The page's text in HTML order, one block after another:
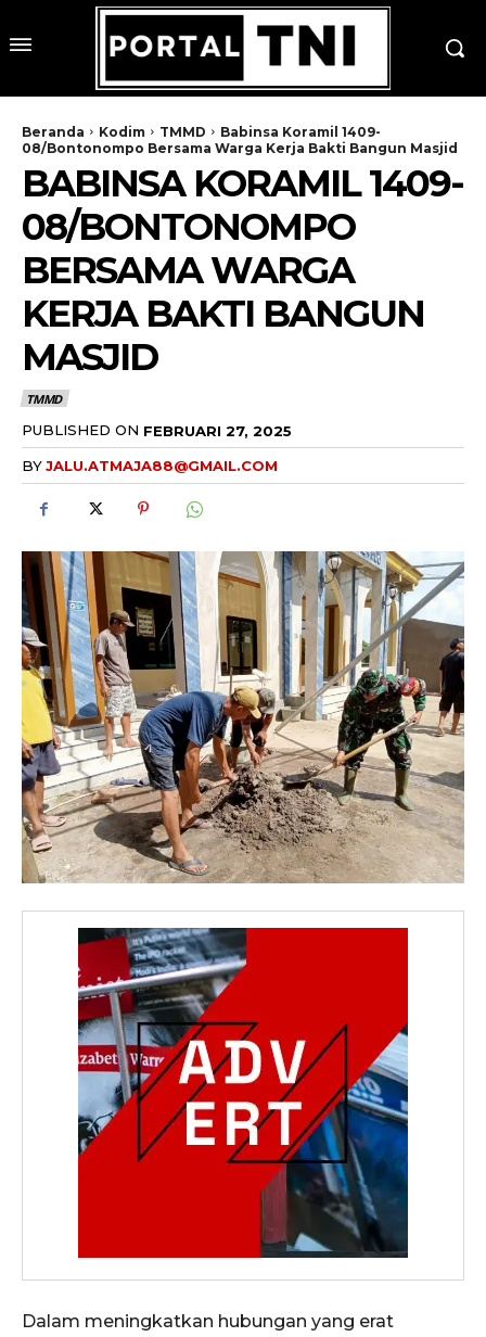
Beranda Kodim TMMD
Babinsa Koramil 1409-
08/Bontonompo Bersama Warga Kerja Bakti Bangun Masjid
BABINSA KORAMIL 1409-
08/BONTONOMPO
BERSAMA WARGA
KERJA BAKTI BANGUN
MASJID
TMMD
PUBLISHED ON FEBRUARI 27, 2025
BYJALU.ATMAJA88@GMAIL.COM
Dalam meningkatkan hubungan yang erat